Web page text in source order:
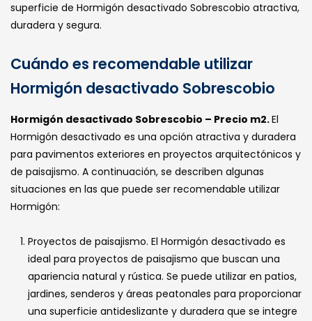
superficie de Hormigón desactivado Sobrescobio atractiva,
duradera y segura.
Cuándo es recomendable utilizar
Hormigón desactivado Sobrescobio
Hormigón desactivado Sobrescobio – Precio m2.El
Hormigón desactivado es una opción atractiva y duradera
para pavimentos exteriores en proyectos arquitectónicos y
de paisajismo. A continuación, se describen algunas
situaciones en las que puede ser recomendable utilizar
Hormigón:
Proyectos de paisajismo. El Hormigón desactivado es
ideal para proyectos de paisajismo que buscan una
apariencia natural y rústica. Se puede utilizar en patios,
jardines, senderos y áreas peatonales para proporcionar
una superficie antideslizante y duradera que se integre